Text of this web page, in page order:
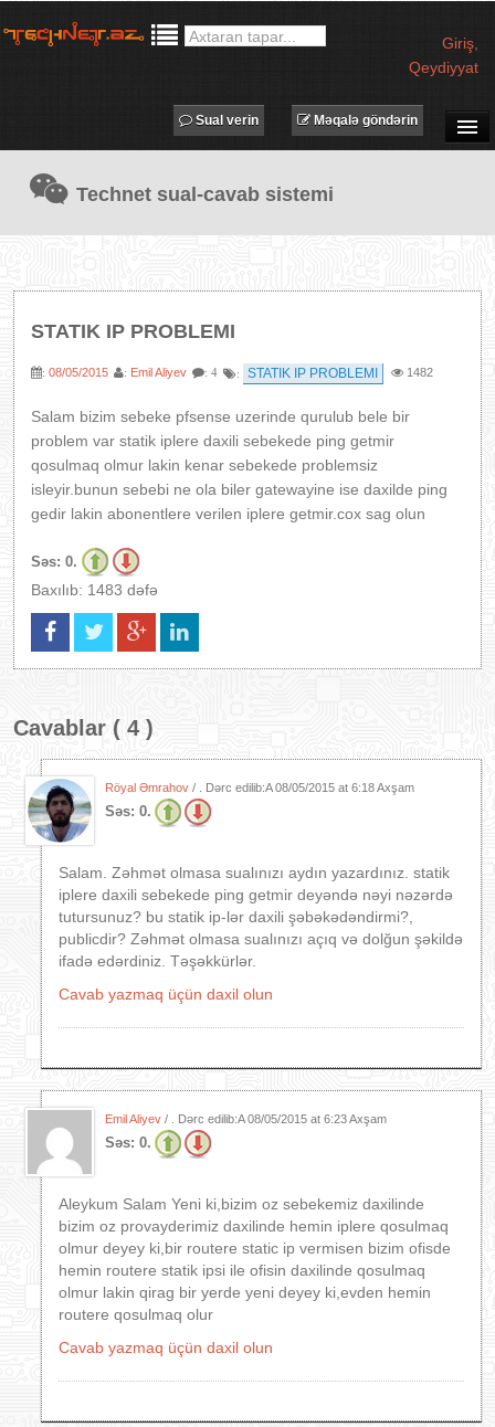
Giriş
Qeydiyyat
TECHNET TV
MƏQALƏLƏR
AVADANLIQLAR
IT LÜĞƏT
XƏBƏRLƏR
Məqalə göndərin
Sual verin
Technet sual-cavab sistemi
STATIK IP PROBLEMI
: 08/05/2015 : Emil Aliyev : 4 : STATIK IP PROBLEMI 1482
Salam bizim sebeke pfsense uzerinde qurulub bele bir
problem var statik iplere daxili sebekede ping getmir
qosulmaq olmur lakin kenar sebekede problemsiz
isleyir.bunun sebebi ne ola biler gatewayine ise daxilde ping
gedir lakin abonentlere verilen iplere getmir.cox sag olun
Səs: 0.
Baxılıb: 1483 dəfə
Cavablar ( 4 )
Röyal Əmrahov / . Dərc edilib:A08/05/2015 at 6:18 Axşam
Səs: 0.
Salam. Zəhmət olmasa sualınızı aydın yazardınız. statik
iplere daxili sebekede ping getmir deyəndə nəyi nəzərdə
tutursunuz? bu statik ip-lər daxili şəbəkədəndirmi?,
publicdir? Zəhmət olmasa sualınızı açıq və dolğun şəkildə
ifadə edərdiniz. Təşəkkürlər.
Cavab yazmaq üçün daxil olun
Emil Aliyev / . Dərc edilib:A08/05/2015 at 6:23 Axşam
Səs: 0.
Aleykum Salam Yeni ki,bizim oz sebekemiz daxilinde
bizim oz provayderimiz daxilinde hemin iplere qosulmaq
olmur deyey ki,bir routere static ip vermisen bizim ofisde
hemin routere statik ipsi ile ofisin daxilinde qosulmaq
olmur lakin qirag bir yerde yeni deyey ki,evden hemin
routere qosulmaq olur
Cavab yazmaq üçün daxil olun